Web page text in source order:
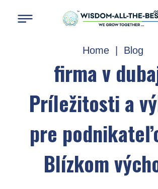
Home| Blog
firma v
Príležitosti a
pre
Blízkom